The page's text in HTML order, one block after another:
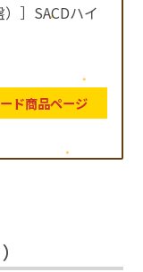
）］SACDハイ
ド商品ページ